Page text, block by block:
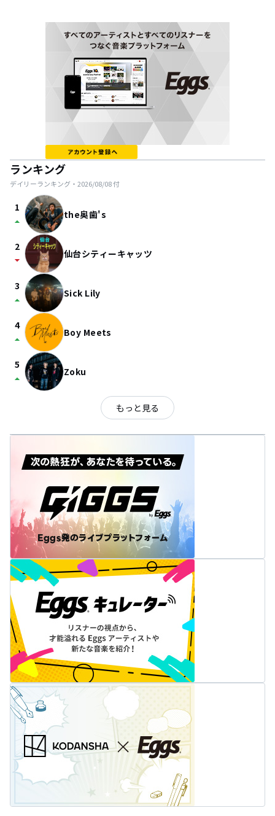
ランキング
デイリーランキング・ 2026/08/08付
1
arrow_drop_up the奥歯's
2
arrow_drop_down 仙台シティーキャッツ
3
arrow_drop_up Sick Lily
4
arrow_drop_up Boy Meets
5
arrow_drop_up Zoku
もっと見る